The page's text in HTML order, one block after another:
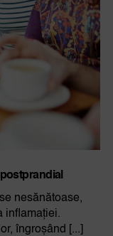
nesănătoase,
inflamației.
îngroșând [...]